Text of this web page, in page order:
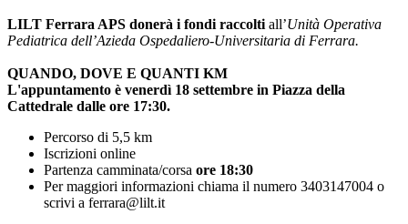
LILT Ferrara APS donerà i fondi raccolti all’Unità Operativa
Pediatrica dell’Azieda Ospedaliero-Universitaria di Ferrara.
QUANDO, DOVE E QUANTI KM
L'appuntamento è venerdì 18 settembre in Piazza della
Cattedrale dalle ore 17:30.
Percorso di 5,5 km
Iscrizioni online
Partenza camminata/corsa ore 18:30
Per maggiori informazioni chiama il numero 3403147004 o
scrivi a ferrara@lilt.it